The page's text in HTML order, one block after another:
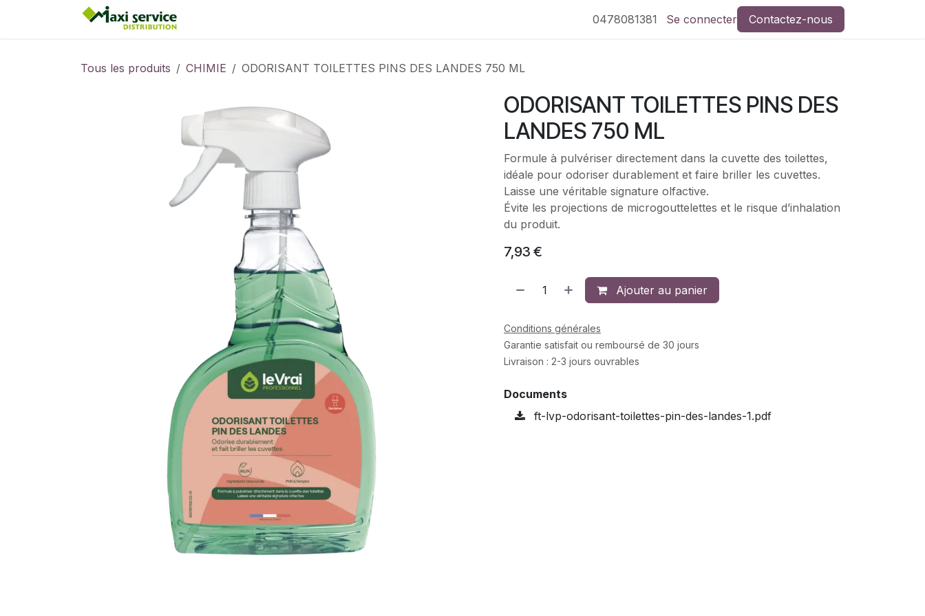
Se rendre au contenu
0478081381 Se connecter Contactez-nous
Tous les produits CHIMIE ODORISANT TOILETTES PINS DES LANDES 750 ML
ODORISANT TOILETTES PINS DES
LANDES 750 ML
Formule à pulvériser directement dans la cuvette des toilettes,
idéale pour odoriser durablement et faire briller les cuvettes.
Laisse une véritable signature olfactive.
Évite les projections de microgouttelettes et le risque d’inhalation
du produit.
7,93 €
Ajouter au panier
Conditions générales
Garantie satisfait ou remboursé de 30 jours
Livraison : 2-3 jours ouvrables
Documents
ft-lvp-odorisant-toilettes-pin-des-landes-1.pdf